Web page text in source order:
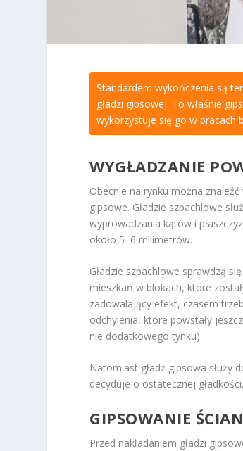
Standardem wykończenia są
gładzi gipsowej. To właśnie
wykorzystuje się go w pracach
WYGŁADZANIE
Obecnie na rynku można
gipsowe. Gładzie szpachlowe
wyprowadzania kątów i
około 5–6 milimetrów.
Gładzie szpachlowe sprawdzą
mieszkań w blokach, które
zadowalający efekt, czasem
odchylenia, które powstały
nie dodatkowego tynku).
Natomiast gładź gipsowa służy
decyduje o ostatecznej
GIPSOWANIE
Przed nakładaniem gładzi